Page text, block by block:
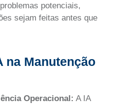
potenciais,
sejam feitas antes que
na Manutenção
Operacional: A IA